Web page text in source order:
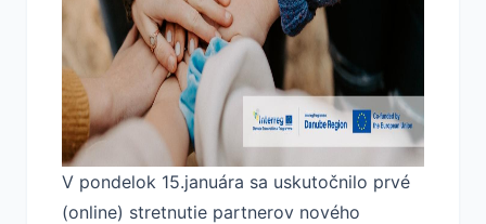
V pondelok 15.januára sa uskutočnilo prvé
(online) stretnutie partnerov nového